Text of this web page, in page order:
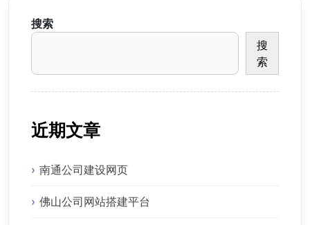
搜索
搜
索
近期文章
南通公司建设网页
佛山公司网站搭建平台